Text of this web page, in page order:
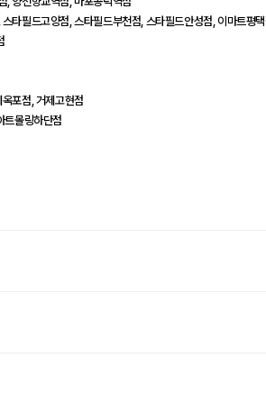
타필드고양점, 스타필드부천점, 스타필드안성점, 이마트평
포점, 거제고현점
트몰링하단점